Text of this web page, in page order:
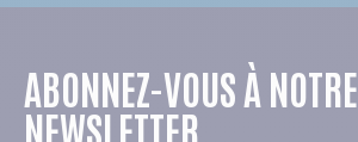
ABONNEZ-VOUS À NOTRE
NEWSLETTER